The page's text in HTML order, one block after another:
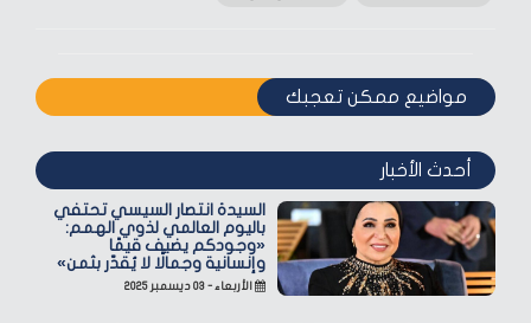
مواضيع ممكن تعجبك
أحدث الأخبار
السيدة انتصار السيسي تحتفي
باليوم العالمي لذوي الهمم:
«وجودكم يضيف قيمًا
وإنسانية وجمالًا لا يُقدّر بثمن»
الأربعاء - ٠٣ ديسمبر ٢٠٢٥